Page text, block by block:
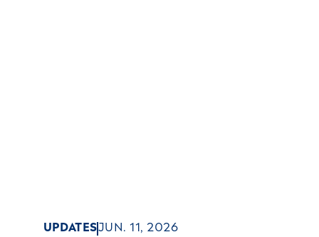
UPDATESJUN. 11, 2026